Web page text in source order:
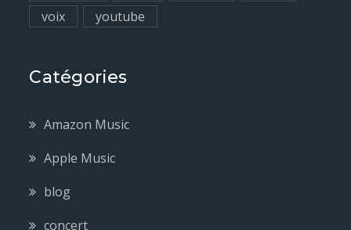
voix
youtube
Catégories
Amazon Music
Apple Music
blog
concert